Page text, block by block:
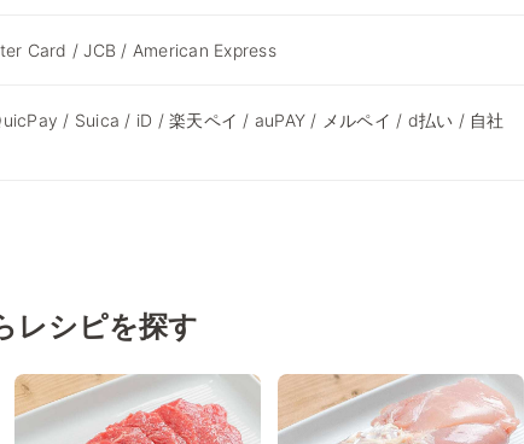
Card / JCB / American Express
/ Suica / iD / 楽天ペイ / auPAY / メルペイ / d払い / 自社
レシピを探す